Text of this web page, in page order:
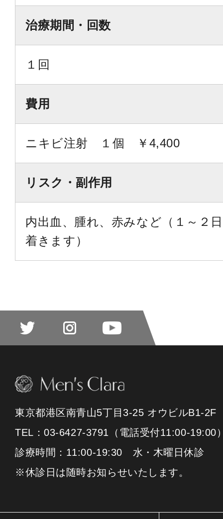
治療期間・回数
１回
費用
ニキビ注射 １個 ￥4,400
リスク・副作用
内出血、腫れ、赤みなど（１～２
着きます）
東京都港区南青山5丁目3-25 オウビルB1-2F
TEL：03-6427-3791（電話受付11:00-19:00
診療時間：11:00-19:30 水・木曜日休診
※休診日は随時お知らせいたします。